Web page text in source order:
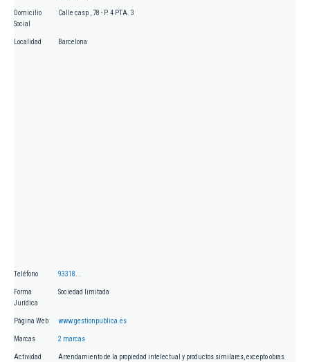
Domicilio
Social
Calle casp , 78 - P. 4 PTA. 3
Localidad Barcelona
Teléfono 93318...
Forma
Jurídica
Sociedad limitada
Página Web www.gestionpublica.es
Marcas 2 marcas
Actividad
Arrendamiento de la propiedad intelectual y productos similares, excepto obras